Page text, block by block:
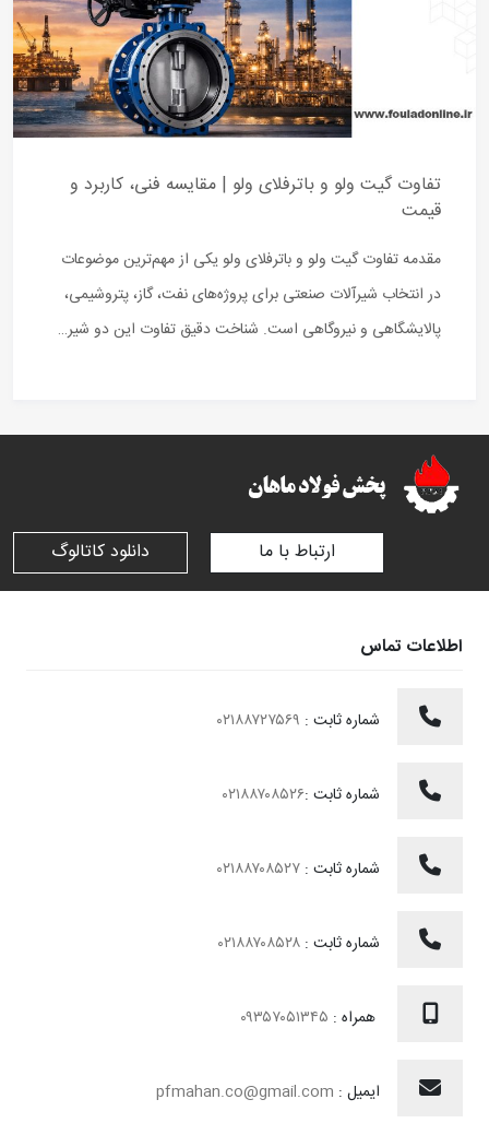
تفاوت گیت ولو و باترفلای ولو | مقایسه فنی، کاربرد و
قیمت
مقدمه تفاوت گیت ولو و باترفلای ولو یکی از مهم‌ترین موضوعات
در انتخاب شیرآلات صنعتی برای پروژه‌های نفت، گاز، پتروشیمی،
پالایشگاهی و نیروگاهی است. شناخت دقیق تفاوت این دو شیر…
ارتباط با ما دانلود کاتالوگ
اطلاعات تماس
شماره ثابت :
شماره ثابت :۰۲۱۸۸۷۰۸۵۲۶
شماره ثابت :
شماره ثابت :
همراه :
ایمیل : pfmahan.co@gmail.com